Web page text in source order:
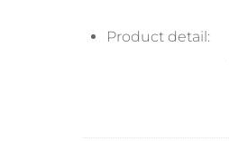
Product detail: